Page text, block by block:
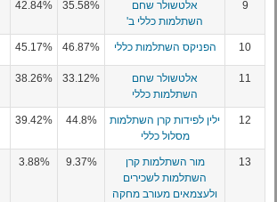
9
אלטשולר שחם
השתלמות כללי ב'
35.58%
42.84%
10 הפניקס השתלמות כללי 46.87%
45.17%
11
אלטשולר שחם
השתלמות כללי
33.12%
38.26%
12
ילין לפידות קרן השתלמות
מסלול כללי
44.8%
39.42%
13
מור השתלמות קרן
השתלמות לשכירים
ולעצמאים מעורב מחקה
9.37%
3.88%